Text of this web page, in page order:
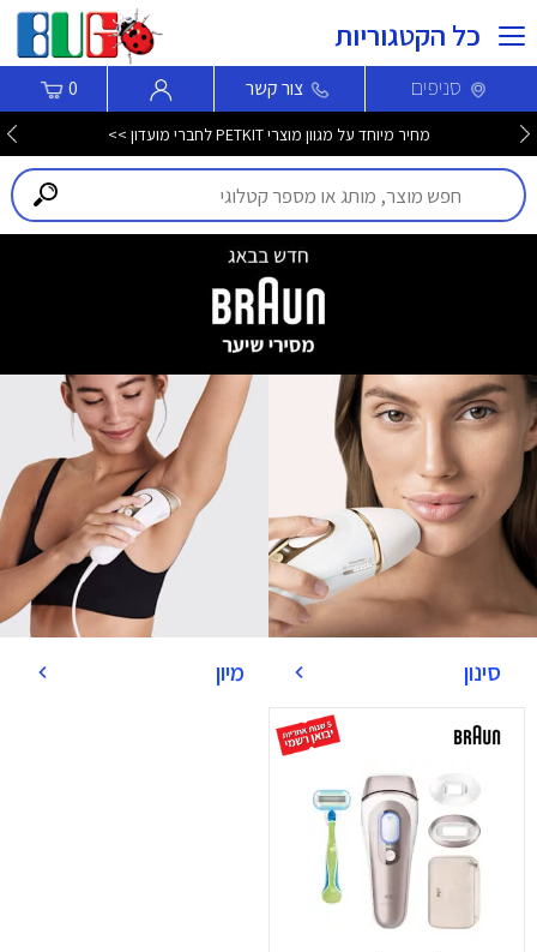
כל הקטגוריות
סניפים צור קשר 0
מחיר מיוחד על מגוון מוצרי PETKIT לחברי מועדון >>
סינון מיון